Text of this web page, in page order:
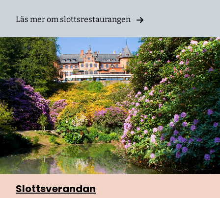
Läs mer om slottsrestaurangen
Slottsverandan